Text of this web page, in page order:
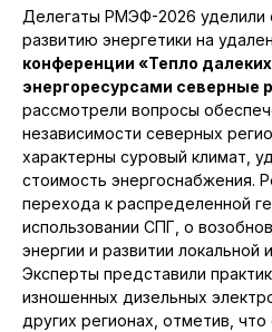
Делегаты РМЭФ-2026 уделили
развитию энергетики на
конференции «Тепло
энергоресурсами северные
рассмотрели вопросы
независимости северных
характерны суровый климат,
стоимость энергоснабжения.
перехода к распределенной
использовании СПГ, о
энергии и развитии локальной
Эксперты представили
изношенных дизельных
других регионах, отметив,